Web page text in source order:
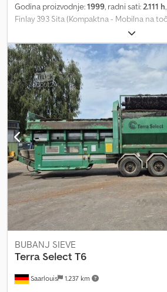
Godina proizvodnje:1999, radni sati:2.111 h
Finlay 393 Sita (Kompaktna - Mobilna na
proizvodnje: 1999 Radnih sati: 2.111 h
dekova Deutz motor Cedpfxjyc Uvqo
Dodatne informacije = Namena:
Saarlouis 1.237 km
BUBANJ SIEVE
Terra Select T6